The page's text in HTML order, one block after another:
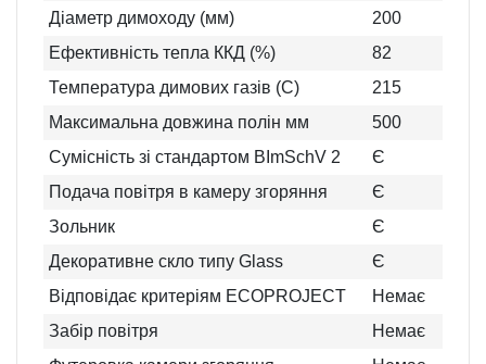
Діаметр димоходу (мм)
200
Ефективність тепла ККД (%)
82
Температура димових газів (C)
215
Максимальна довжина полін мм
500
Сумісність зі стандартом BImSchV 2
Є
Подача повітря в камеру згоряння
Є
Зольник
Є
Декоративне скло типу Glass
Є
Відповідає критеріям ECOPROJECT
Немає
Забір повітря
Немає